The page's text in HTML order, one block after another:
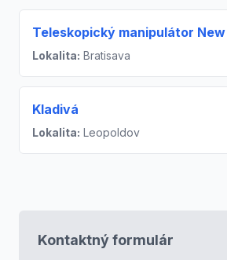
Teleskopický manipulátor
Lokalita: Bratisava
Kladivá
Lokalita: Leopoldov
Kontaktný formulár